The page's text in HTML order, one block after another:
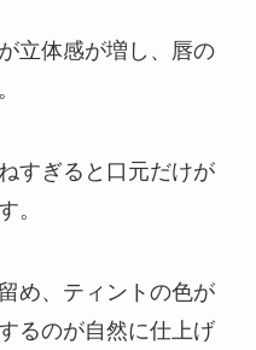
立体感が増し、唇の
すぎると口元だけが
。
め、ティントの色が
るのが自然に仕上げ